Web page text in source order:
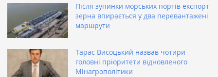
Після зупинки морських портів експорт
зерна впирається у два перевантажені
маршрути
Тарас Висоцький назвав чотири
головні пріоритети відновленого
Мінагрополітики